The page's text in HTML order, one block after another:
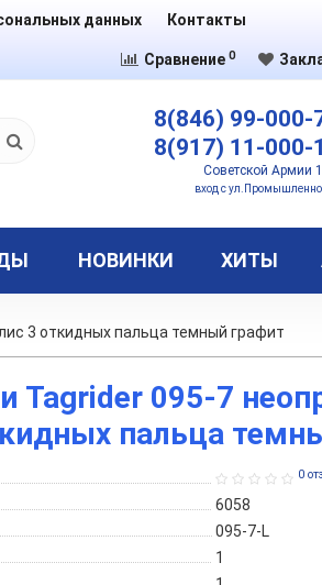
данных Контакты
Сравнение 0
8(846) 99-000-
8(917) 11-000-
Советской Армии
вход с
НОВИНКИ ХИТЫ
3 откидных пальца темный графит
Tagrider 095-7
пальца
0
6058
095-7-L
1